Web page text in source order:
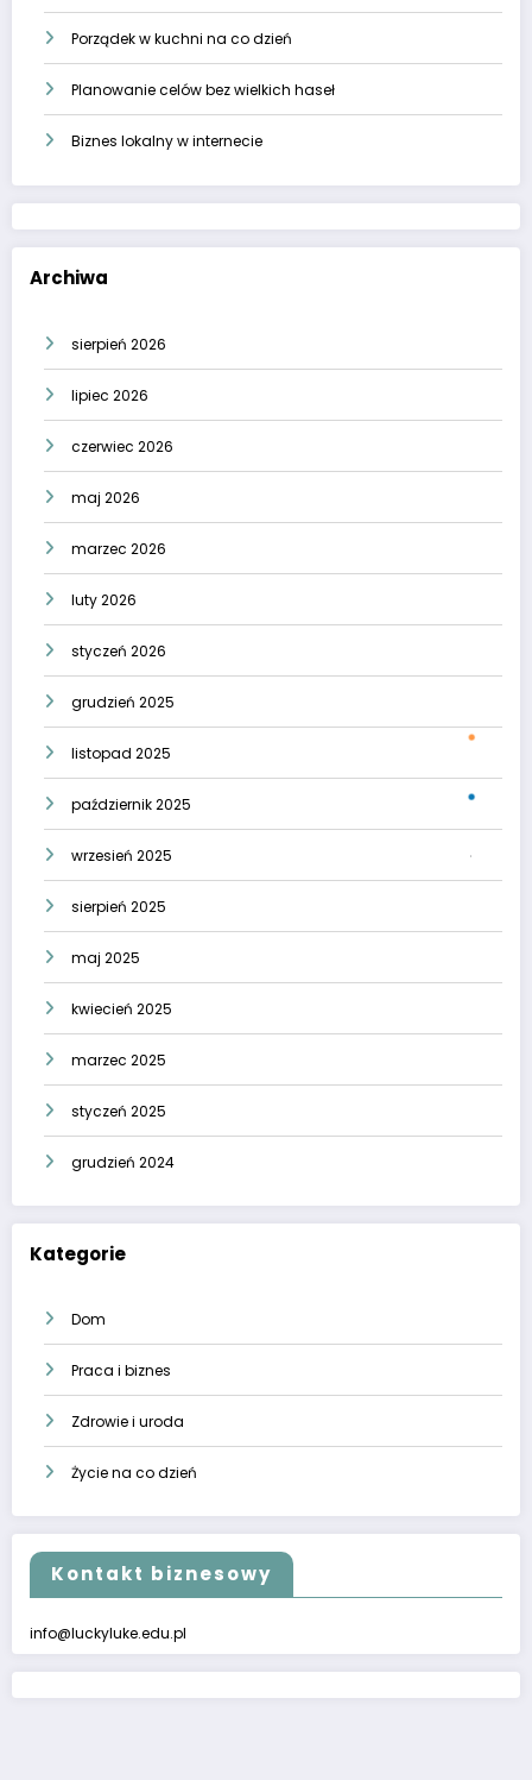
Porządek w kuchni na co dzień
Planowanie celów bez wielkich haseł
Biznes lokalny w internecie
Archiwa
sierpień 2026
lipiec 2026
czerwiec 2026
maj 2026
marzec 2026
luty 2026
styczeń 2026
grudzień 2025
listopad 2025
październik 2025
wrzesień 2025
sierpień 2025
maj 2025
kwiecień 2025
marzec 2025
styczeń 2025
grudzień 2024
Kategorie
Dom
Praca i biznes
Zdrowie i uroda
Życie na co dzień
Kontakt biznesowy
info@luckyluke.edu.pl